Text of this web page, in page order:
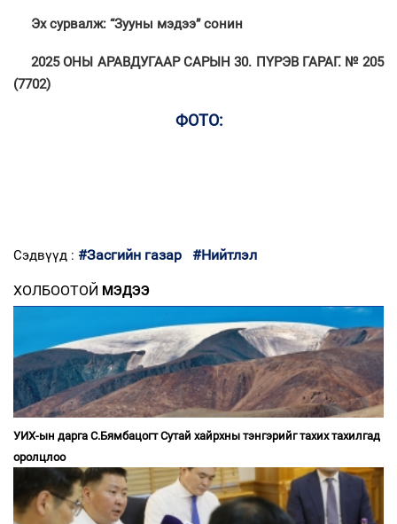
Эх сурвалж: “Зууны мэдээ” сонин
2025 ОНЫ АРАВДУГААР САРЫН 30. ПҮРЭВ ГАРАГ. № 205
(7702)
ФОТО:
Сэдвүүд : #Засгийн газар #Нийтлэл
ХОЛБООТОЙ МЭДЭЭ
УИХ-ын дарга С.Бямбацогт Сутай хайрхны тэнгэрийг тахих тахилгад
оролцлоо